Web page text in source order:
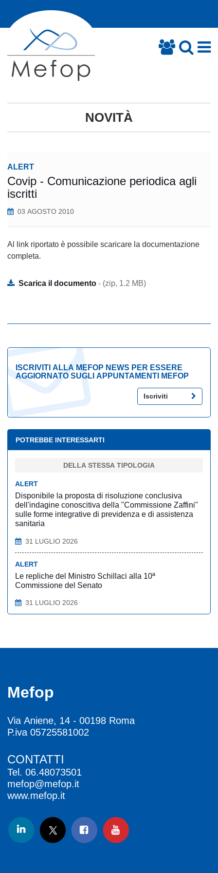
NOVITÀ
ALERT
Covip - Comunicazione periodica agli
iscritti
03 AGOSTO 2010
Al link riportato è possibile scaricare la documentazione
completa.
Scarica il documento - (zip, 1.2 MB)
ISCRIVITI ALLA MEFOP NEWS PER ESSERE
AGGIORNATO SUGLI APPUNTAMENTI MEFOP
Iscriviti
POTREBBE INTERESSARTI
DELLA STESSA TIPOLOGIA
ALERT
Disponibile la proposta di risoluzione conclusiva
dell'indagine conoscitiva della "Commissione Zaffini"
sulle forme integrative di previdenza e di assistenza
sanitaria
31 LUGLIO 2026
ALERT
Le repliche del Ministro Schillaci alla 10ª
Commissione del Senato
31 LUGLIO 2026
Mefop
Via Aniene, 14 - 00198 Roma
P.iva 05725581002
CONTATTI
Tel. 06.48073501
mefop@mefop.it
www.mefop.it